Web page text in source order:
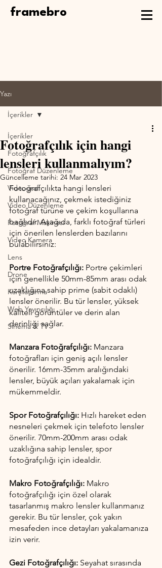
framebro
Yazı
İçerikler
Fotoğrafçılık
Fotoğraf Düzenleme
Videografi
Video Düzenleme
Fotoğraf Makinesi
Video Kamera
Lens
Drone
Karşılaştırma
Web Yayıncılığı
Sinema & TV
İçerikler
Fotoğrafçılık için hangi
lensleri kullanmalıyım?
Güncelleme tarihi: 24 Mar 2023
Fotoğrafçılıkta hangi lensleri
kullanacağınız, çekmek istediğiniz
fotoğraf türüne ve çekim koşullarına
bağlıdır. Aşağıda, farklı fotoğraf türleri
için önerilen lenslerden bazılarını
bulabilirsiniz:
Portre Fotoğrafçılığı: Portre çekimleri
için genellikle 50mm-85mm arası odak
uzaklığına sahip prime (sabit odaklı)
lensler önerilir. Bu tür lensler, yüksek
kaliteli görüntüler ve derin alan
derinliği sağlar.
Manzara Fotoğrafçılığı: Manzara
fotoğrafları için geniş açılı lensler
önerilir. 16mm-35mm aralığındaki
lensler, büyük açıları yakalamak için
mükemmeldir.
Spor Fotoğrafçılığı: Hızlı hareket eden
nesneleri çekmek için telefoto lensler
önerilir. 70mm-200mm arası odak
uzaklığına sahip lensler, spor
fotoğrafçılığı için idealdir.
Makro Fotoğrafçılığı: Makro
fotoğrafçılığı için özel olarak
tasarlanmış makro lensler kullanmanız
gerekir. Bu tür lensler, çok yakın
mesafeden ince detayları yakalamanıza
izin verir.
Gezi Fotoğrafçılığı: Seyahat sırasında